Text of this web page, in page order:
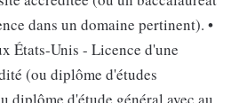
dans un domaine pertinent). •
États-Unis - Licence d'une
(ou diplôme d'études